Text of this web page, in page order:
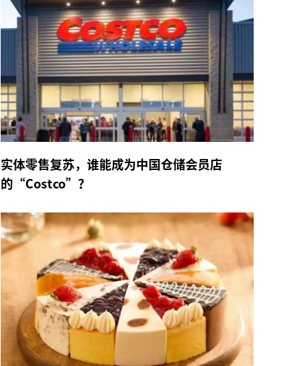
实体零售复苏，谁能成为中国仓储会员店
的“Costco”？